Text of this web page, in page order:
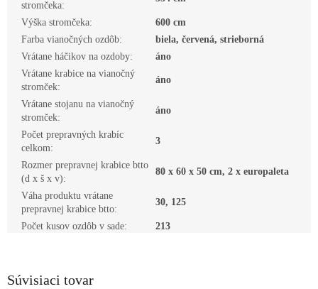
Súvisiaci tovar
stromčeka:
Výška stromčeka:
600 cm
Farba vianočných ozdôb:
biela, červená, strieborná
Vrátane háčikov na ozdoby:
áno
Vrátane krabice na vianočný
stromček:
áno
Vrátane stojanu na vianočný
stromček:
áno
Počet prepravných krabíc
celkom:
3
Rozmer prepravnej krabice btto
(d x š x v):
80 x 60 x 50 cm, 2 x europaleta
Váha produktu vrátane
prepravnej krabice btto:
30, 125
Počet kusov ozdôb v sade: 213